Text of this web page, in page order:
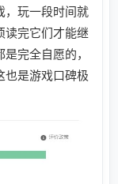
，玩一段时间就
读完它们才能继
完全自愿的，
也是游戏口碑极